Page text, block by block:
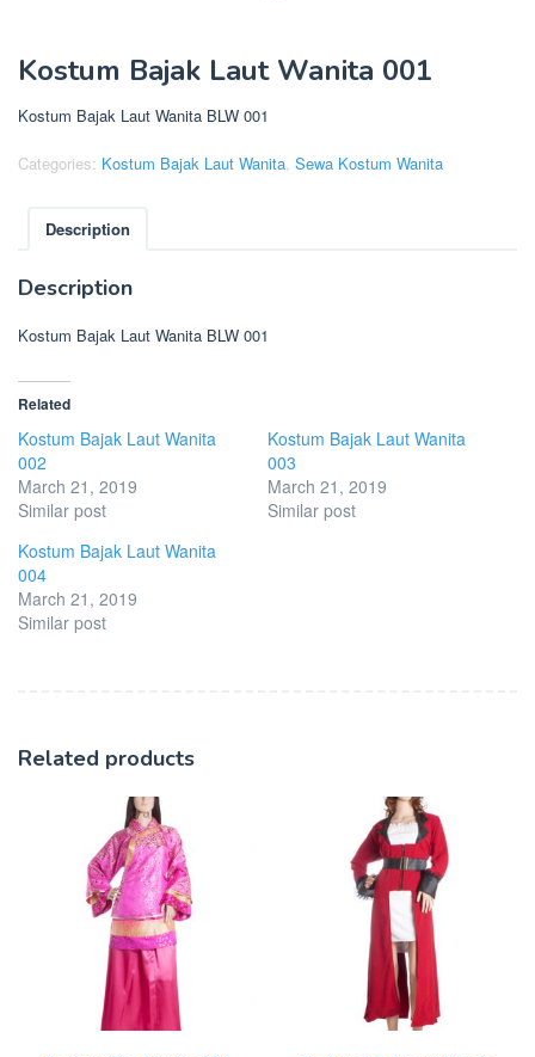
Kostum Bajak Laut Wanita 001
Kostum Bajak Laut Wanita BLW 001
Categories: Kostum Bajak Laut Wanita, Sewa Kostum Wanita
Description
Description
Kostum Bajak Laut Wanita BLW 001
Related
Kostum Bajak Laut Wanita
002
March 21, 2019
Similar post
Kostum Bajak Laut Wanita
003
March 21, 2019
Similar post
Kostum Bajak Laut Wanita
004
March 21, 2019
Similar post
Related products